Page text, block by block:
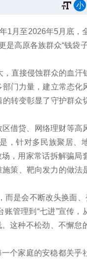
小
1月至2026年5月底，
是高原各族群众“钱袋
直接侵蚀群众的血汗
门力量，建立常态化
转变彰显了守护群众
区借贷、网络理财等高
，针对多民族聚居、
，用家常话拆解骗局
施策、靶向发力的做法
是会不断改头换面、
管理到“七进”宣传，
这种不松劲、不懈怠
个家庭的安稳都关乎